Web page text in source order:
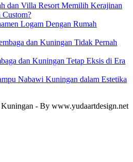
dan Villa Resort Memilih Kerajinan
Logam Dengan Rumah
dan Kuningan Tidak Pernah
dan Kuningan Tetap Eksis di Era
Nabawi Kuningan dalam Estetika
- By www.yudaartdesign.net